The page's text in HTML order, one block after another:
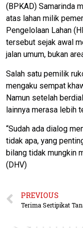
(BPKAD) Samarinda
atas lahan milik
Pengelolaan Lahan
tersebut sejak awal
jalan umum, bukan
Salah satu pemilik
mengaku sempat
Namun setelah
lainnya merasa lebih
“Sudah ada dialog
tidak apa, yang
bilang tidak mungkin
(DHV)
PREVIOUS